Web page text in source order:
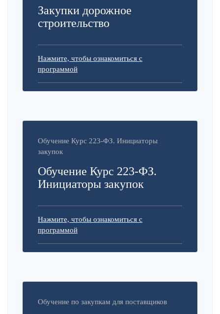
Закупки дорожное
строительство
Нажмите, чтобы ознакомиться с
программой
Обучение Курс 223-ФЗ. Инициаторы
закупок
Обучение Курс 223-ФЗ.
Инициаторы закупок
Нажмите, чтобы ознакомиться с
программой
Обучение по закупкам для поставщиков